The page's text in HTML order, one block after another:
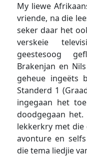
My liewe
vriende, na die
seker daar het
verskeie
geestesoog
Brakenjan en
geheue ingeëts
Standerd 1
ingegaan het
doodgegaan
lekkerkry met die
avonture en
die tema liedjie